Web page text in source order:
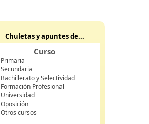
Chuletas y apuntes de...
Curso
Primaria
Secundaria
Bachillerato y Selectividad
Formación Profesional
Universidad
Oposición
Otros cursos